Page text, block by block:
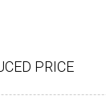
PRICE